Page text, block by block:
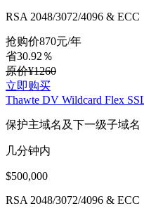
RSA 2048/3072/4096 & ECC
抢购价870元/年
省30.92％
原价¥1260
立即购买
Thawte DV Wildcard Flex
保护主域名及下一级子域名
几分钟内
$500,000
RSA 2048/3072/4096 & ECC